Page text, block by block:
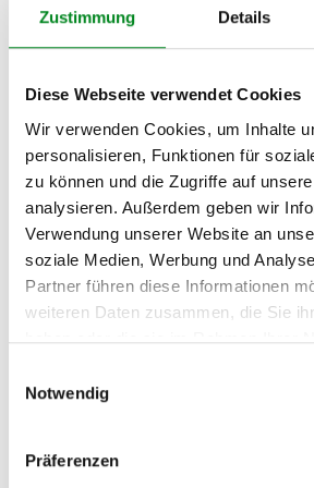
Zustimmung Details
Diese Webseite verwendet Cookies
Wir verwenden Cookies, um Inhalte
personalisieren, Funktionen für
zu können und die Zugriffe auf
analysieren. Außerdem geben wir
Verwendung unserer Website an
soziale Medien, Werbung und
Partner führen diese Informationen
weiteren Daten zusammen, die Sie
haben oder die sie im Rahmen Ihrer
Notwendig
Präferenzen
Hersteller
Unternehmensname:
Adresse:
Am Wasserturm 55, Coesfeld, NRW,
E-Mail:
info@tmc-turbo.de
Telefon:
02541/8483601
Lenkgetriebe und
Die Qualität und Lebensdauer eines